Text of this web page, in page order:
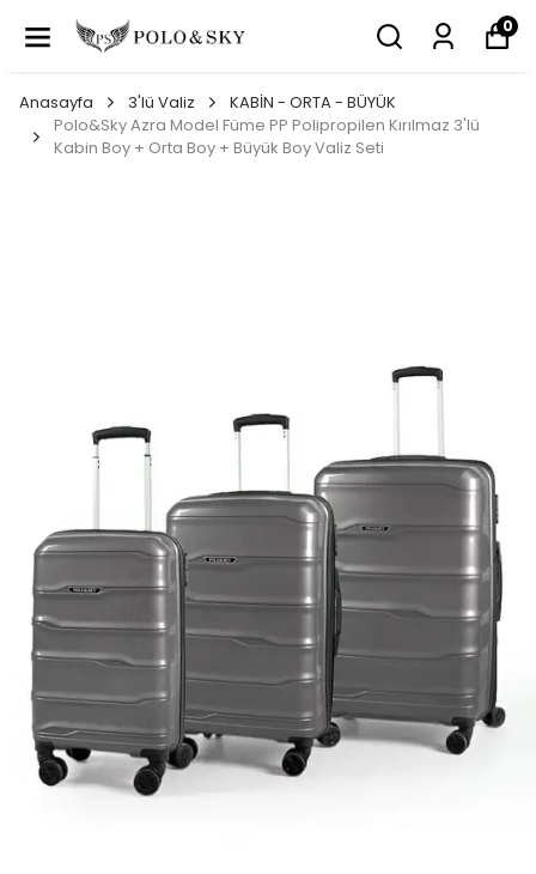
0
Anasayfa 3'lü Valiz
KABİN - ORTA - BÜYÜK
Polo&Sky Azra Model Füme PP Polipropilen Kırılmaz 3'lü
Kabin Boy + Orta Boy + Büyük Boy Valiz Seti